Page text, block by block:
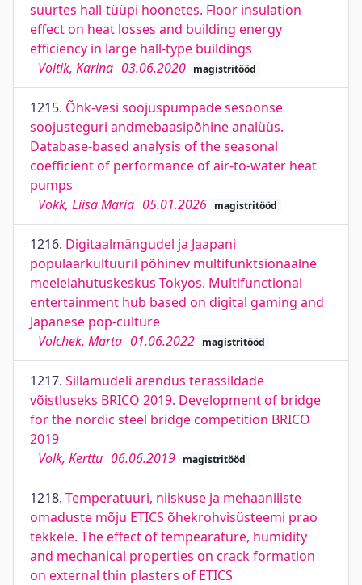
suurtes hall-tüüpi hoonetes. Floor insulation
effect on heat losses and building energy
efficiency in large hall-type buildings
Voitik, Karina 03.06.2020 magistritööd
1215. Õhk-vesi soojuspumpade sesoonse
soojusteguri andmebaasipõhine analüüs.
Database-based analysis of the seasonal
coefficient of performance of air-to-water heat
pumps
Vokk, Liisa Maria 05.01.2026 magistritööd
1216. Digitaalmängudel ja Jaapani
populaarkultuuril põhinev multifunktsionaalne
meelelahutuskeskus Tokyos. Multifunctional
entertainment hub based on digital gaming and
Japanese pop-culture
Volchek, Marta 01.06.2022 magistritööd
1217. Sillamudeli arendus terassildade
võistluseks BRICO 2019. Development of bridge
for the nordic steel bridge competition BRICO
2019
Volk, Kerttu 06.06.2019 magistritööd
1218. Temperatuuri, niiskuse ja mehaaniliste
omaduste mõju ETICS õhekrohvisüsteemi prao
tekkele. The effect of tempearature, humidity
and mechanical properties on crack formation
on external thin plasters of ETICS